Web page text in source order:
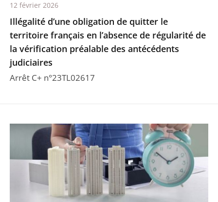
Illégalité d’une obligation de quitter le
territoire français en l’absence de régularité de
la vérification préalable des antécédents
judiciaires
Arrêt C+ n°23TL02617
12 février 2026